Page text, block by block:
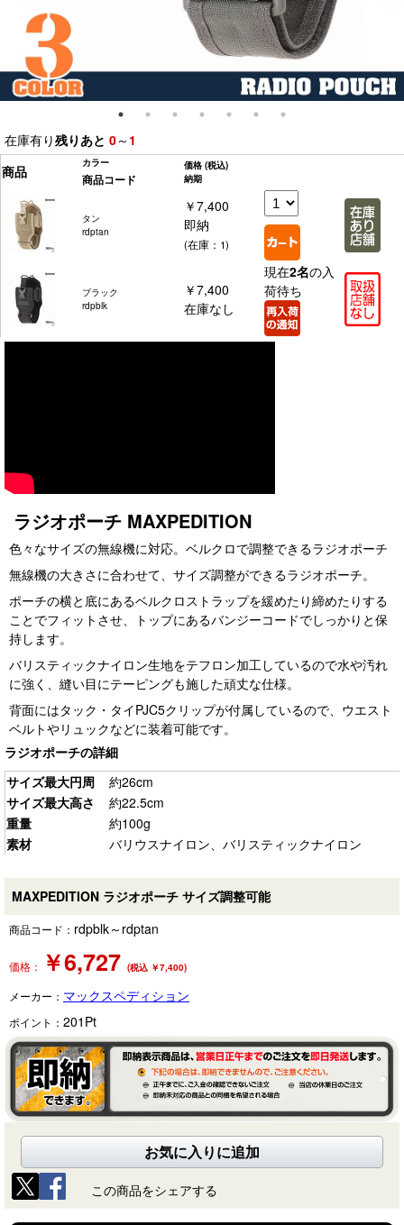
在庫有り残りあと 0～ 1
商品
カラー
商品コード
価格 (税込)
納期
タン
rdptan
￥7,400
即納
(在庫：1)
ブラック
rdpblk
￥7,400
在庫なし
現在2名の入
荷待ち
ラジオポーチ MAXPEDITION
色々なサイズの無線機に対応。ベルクロで調整できるラジオポーチ
無線機の大きさに合わせて、サイズ調整ができるラジオポーチ。
ポーチの横と底にあるベルクロストラップを緩めたり締めたりする
ことでフィットさせ、トップにあるバンジーコードでしっかりと保
持します。
バリスティックナイロン生地をテフロン加工しているので水や汚れ
に強く、縫い目にテーピングも施した頑丈な仕様。
背面にはタック・タイPJC5クリップが付属しているので、ウエスト
ベルトやリュックなどに装着可能です。
ラジオポーチの詳細
サイズ最大円周
約26cm
サイズ最大高さ
約22.5cm
重量
約100g
素材
バリウスナイロン、バリスティックナイロン
MAXPEDITION ラジオポーチ サイズ調整可能
商品コード： rdpblk～rdptan
価格： ￥6,727 (税込 ￥7,400)
メーカー： マックスペディション
ポイント： 201 Pt
お気に入りに追加
この商品をシェアする